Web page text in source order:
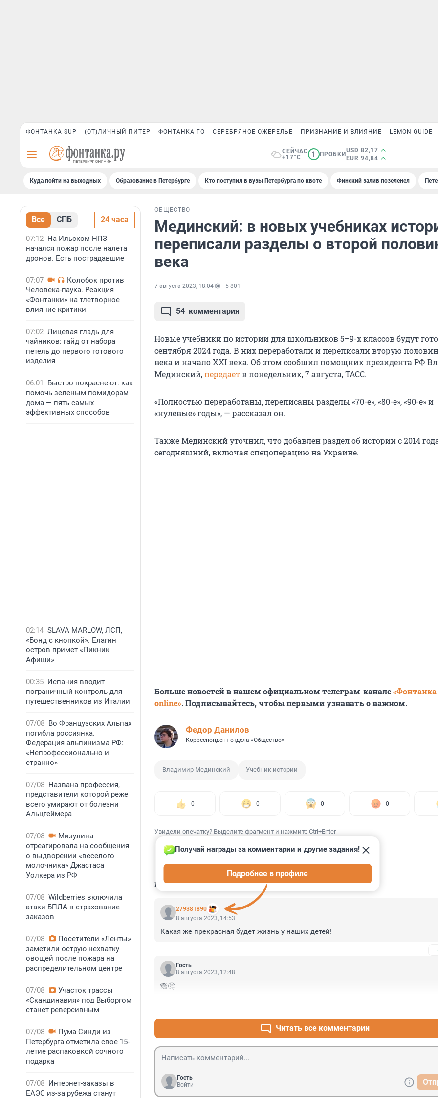
ФОНТАНКА SUP (ОТ)ЛИЧНЫЙ ПИТЕР ФОНТАНКА ГО СЕРЕБРЯНОЕ ОЖЕРЕЛЬЕ ПРИЗНАНИЕ И ВЛИЯНИЕ LEMON GUIDE
СЕЙЧАС
+17°C
1 ПРОБКИ
USD 82,17
EUR 94,84
Куда пойти на выходных Образование в Петербурге Кто поступил в вузы Петербурга по квоте Финский залив позеленел
Все СПБ 24 часа
07:12 На Ильском НПЗ
начался пожар после налета
дронов. Есть пострадавшие
07:07
Колобок против
Человека-паука. Реакция
«Фонтанки» на тлетворное
влияние критики
07:02 Лицевая гладь для
чайников: гайд от набора
петель до первого готового
изделия
06:01
Быстро покраснеют: как
помочь зеленым помидорам
дома — пять самых
эффективных способов
02:14 SLAVA MARLOW, ЛСП,
«Бонд с кнопкой». Елагин
остров примет «Пикник
Афиши»
00:35 Испания вводит
пограничный контроль для
путешественников из Италии
07/08 Во Французских Альпах
погибла россиянка.
Федерация альпинизма РФ:
«Непрофессионально и
странно»
07/08 Названа профессия,
представители которой реже
всего умирают от болезни
Альцгеймера
07/08
Мизулина
отреагировала на сообщения
о выдворении «веселого
молочника» Джастаса
Уолкера из РФ
07/08 Wildberries включила
атаки БПЛА в страхование
заказов
07/08
Посетители «Ленты»
заметили острую нехватку
овощей после пожара на
распределительном центре
07/08
Участок трассы
«Скандинавия» под Выборгом
станет реверсивным
07/08
Пума Синди из
Петербурга отметила свое 15-
летие распаковкой сочного
подарка
07/08 Интернет-заказы в
ЕАЭС из-за рубежа станут
ОБЩЕСТВО
Мединский: в новых учебниках
переписали разделы о второй
века
7 августа 2023, 18:04 5 801
54 комментария
Новые учебники по истории для школьников 5–9-х классов будут
сентября 2024 года. В них переработали и переписали вторую
века и начало ХХI века. Об этом сообщил помощник президента РФ
Мединский,передаетв понедельник, 7 августа, ТАСС.
«Полностью переработаны, переписаны разделы «70-е», «80-е», «90-е» и
«нулевые» годы», — рассказал он.
Также Мединский уточнил, что добавлен раздел об истории с 2014
сегодняшний, включая спецоперацию на Украине.
Больше новостей в нашем официальном телеграм-канале«Фонтанка
online». Подписывайтесь, чтобы первыми узнавать о важном.
Федор Данилов
Корреспондент отдела «Общество»
Владимир Мединский Учебник истории
0 0 0 0
Увидели опечатку? Выделите фрагмент и нажмите Ctrl+Enter
КОММЕНТАРИИ 54
279381890
Получай награды за комментарии и другие задания!
Подробнее в профиле
8 августа 2023, 14:53
Какая же прекрасная будет жизнь у наших детей!
Гость
8 августа 2023, 12:48
🙈🤔
Читать все комментарии
Гость
Войти